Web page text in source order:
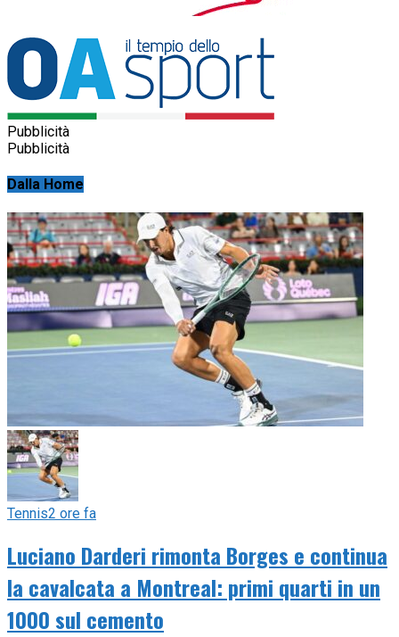
Pubblicità
Pubblicità
Dalla Home
Tennis2 ore fa
Luciano Darderi rimonta Borges e continua
la cavalcata a Montreal: primi quarti in un
1000 sul cemento